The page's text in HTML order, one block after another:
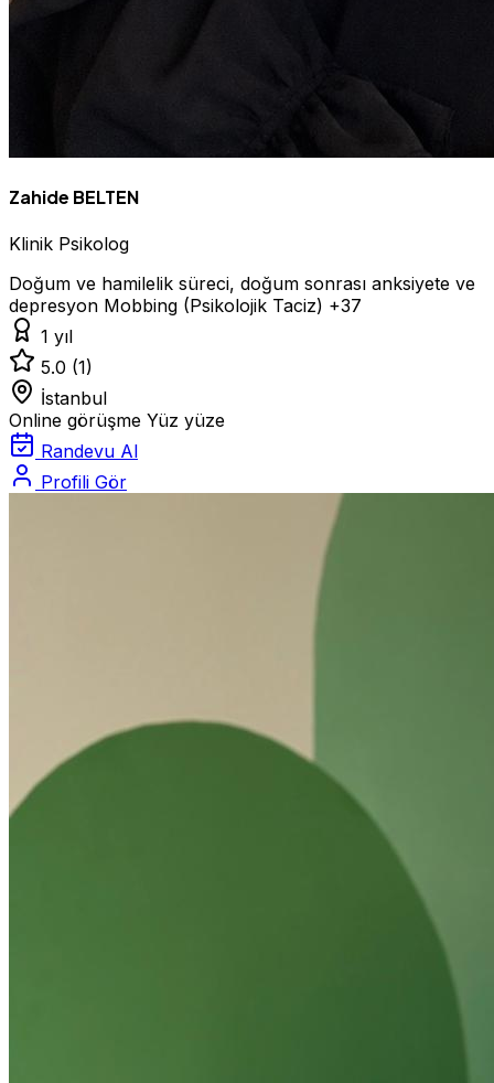
Zahide BELTEN
Klinik Psikolog
Doğum ve hamilelik süreci, doğum sonrası anksiyete ve
depresyon Mobbing (Psikolojik Taciz) +37
1 yıl
5.0 (1)
İstanbul
Online görüşme Yüz yüze
Randevu Al
Profili Gör